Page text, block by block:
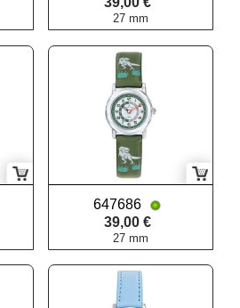
27 mm
647686
39,00 €
27 mm